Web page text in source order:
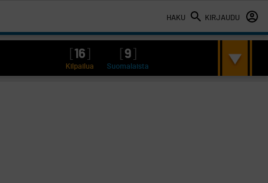
HAKU KIRJAUDU
16 9
Kilpailua Suomalaista